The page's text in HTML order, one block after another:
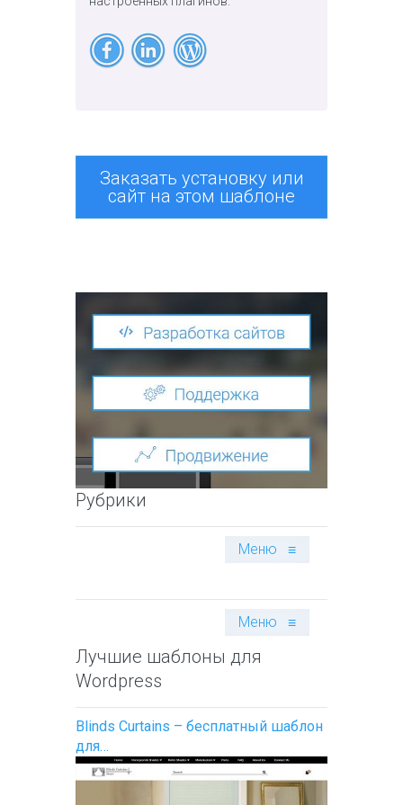
Заказать установку или
сайт на этом шаблоне
Рубрики
Меню ≡
Меню ≡
Лучшие шаблоны для
Wordpress
Blinds Curtains – бесплатный шаблон
для…